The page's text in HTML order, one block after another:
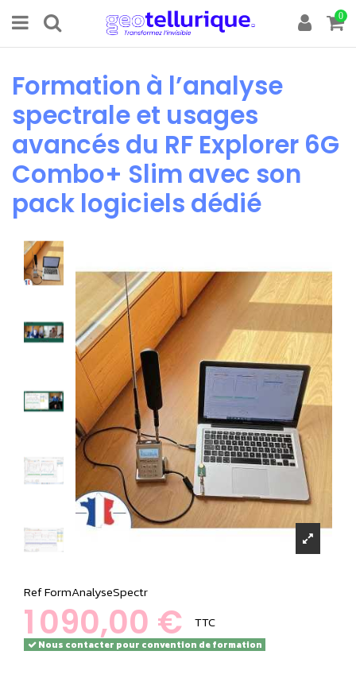
0
Formation à l’analyse
spectrale et usages
avancés du RF Explorer 6G
Combo+ Slim avec son
pack logiciels dédié
RefFormAnalyseSpectr
1 090,00 € TTC
Nous contacter pour convention de formation